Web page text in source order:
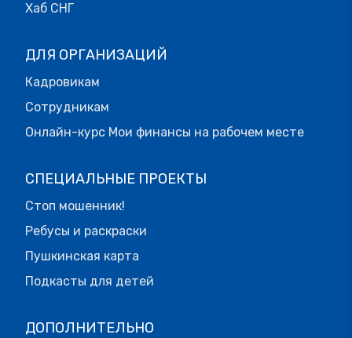
Хаб СНГ
ДЛЯ ОРГАНИЗАЦИЙ
Кадровикам
Сотрудникам
Онлайн-курс Мои финансы на рабочем месте
СПЕЦИАЛЬНЫЕ ПРОЕКТЫ
Стоп мошенник!
Ребусы и раскраски
Пушкинская карта
Подкасты для детей
ДОПОЛНИТЕЛЬНО